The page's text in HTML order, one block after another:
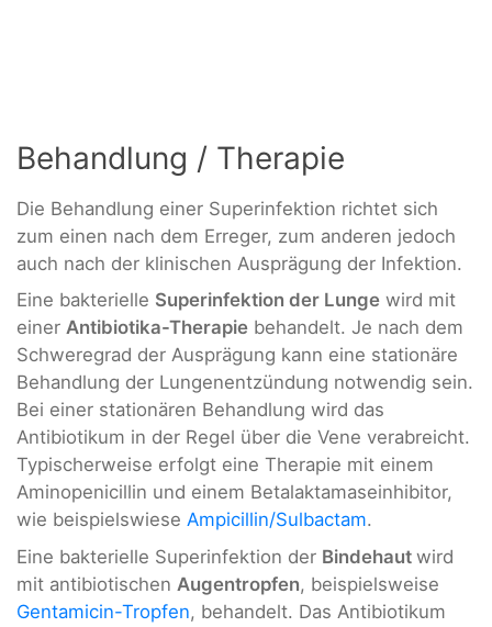
Behandlung / Therapie
Die Behandlung einer Superinfektion richtet sich
zum einen nach dem Erreger, zum anderen jedoch
auch nach der klinischen Ausprägung der Infektion.
Eine bakterielle Superinfektion der Lunge wird mit
einer Antibiotika-Therapie behandelt. Je nach dem
Schweregrad der Ausprägung kann eine stationäre
Behandlung der Lungenentzündung notwendig sein.
Bei einer stationären Behandlung wird das
Antibiotikum in der Regel über die Vene verabreicht.
Typischerweise erfolgt eine Therapie mit einem
Aminopenicillin und einem Betalaktamaseinhibitor,
wie beispielswiese Ampicillin/Sulbactam.
Eine bakterielle Superinfektion der Bindehaut wird
mit antibiotischen Augentropfen, beispielsweise
Gentamicin-Tropfen, behandelt. Das Antibiotikum